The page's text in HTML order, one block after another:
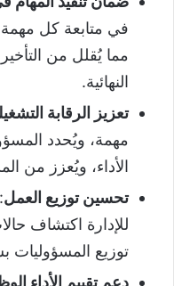
في متابعة كل مهمة
مما يُقلل من
النهائية.
تعزيز الرقابة
مهمة، ويُحدد
الأداء، ويُعزز من
تحسين توزيع العمل
للإدارة اكتشاف
توزيع المسؤوليات
دعم تقييم الأداء